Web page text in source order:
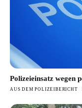
Polizeieinsatz wegen
AUS DEM POLIZEIBERICHT